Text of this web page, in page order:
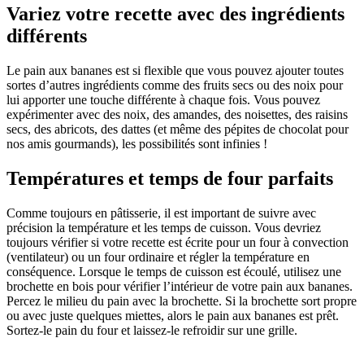
Variez votre recette avec des ingrédients
différents
Le pain aux bananes est si flexible que vous pouvez ajouter toutes
sortes d’autres ingrédients comme des fruits secs ou des noix pour
lui apporter une touche différente à chaque fois. Vous pouvez
expérimenter avec des noix, des amandes, des noisettes, des raisins
secs, des abricots, des dattes (et même des pépites de chocolat pour
nos amis gourmands), les possibilités sont infinies !
Températures et temps de four parfaits
Comme toujours en pâtisserie, il est important de suivre avec
précision la température et les temps de cuisson. Vous devriez
toujours vérifier si votre recette est écrite pour un four à convection
(ventilateur) ou un four ordinaire et régler la température en
conséquence. Lorsque le temps de cuisson est écoulé, utilisez une
brochette en bois pour vérifier l’intérieur de votre pain aux bananes.
Percez le milieu du pain avec la brochette. Si la brochette sort propre
ou avec juste quelques miettes, alors le pain aux bananes est prêt.
Sortez-le pain du four et laissez-le refroidir sur une grille.